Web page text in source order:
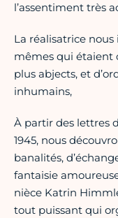
l’assentiment très
La réalisatrice
mêmes qui étaient
plus abjects, et
inhumains,
À partir des lettres
1945, nous
banalités,
fantaisie
nièce Katrin
tout puissant qui